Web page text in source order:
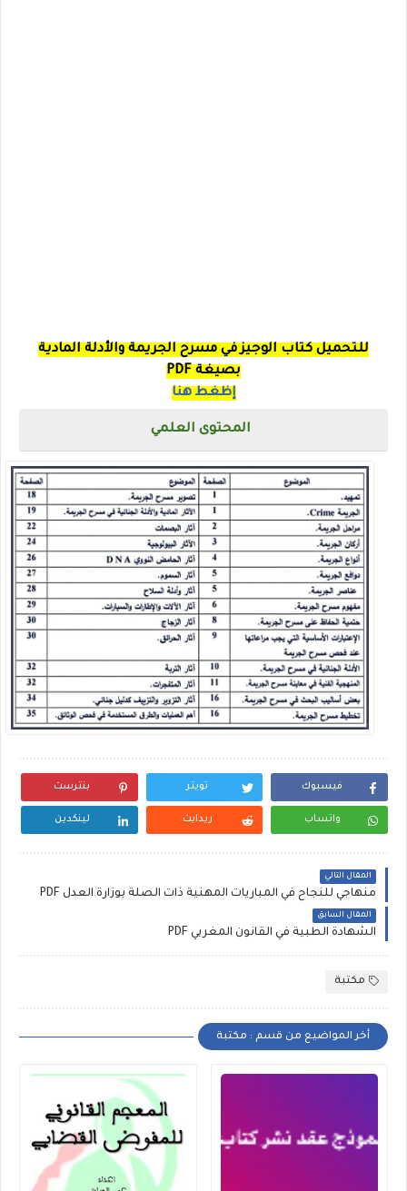
للتحميل كتاب الوجيز في مسرح الجريمة والأدلة المادية
بصيغة PDF
إظغط هنا
المحتوى العلمي
فيسبوك تويتر بنترست
واتساب ريدايت لينكدين
المقال التالي
منهاجي للنجاح في المباريات المهنية ذات الصلة بوزارة العدل PDF
المقال السابق
الشهادة الطبية في القانون المغربي PDF
مكتبة
أخر المواضيع من قسم : مكتبة